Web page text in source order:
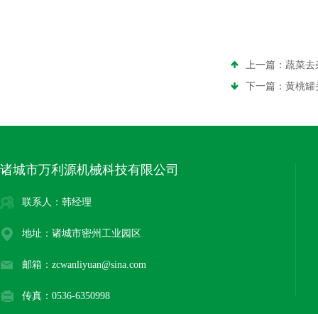
上一篇： 蔬菜去
下一篇： 黄桃罐
诸城市万利源机械科技有限公司
联系人：韩经理
地址：诸城市密州工业园区
邮箱：zcwanliyuan@sina.com
传真：0536-6350998